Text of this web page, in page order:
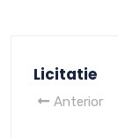
Licitatie
Anterior